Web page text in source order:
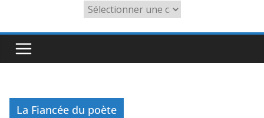
Rubriques
La Fiancée du poète